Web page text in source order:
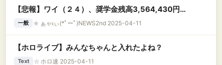
【悲報】ワイ（２４）、奨学金残高3,564,430円…
一般 ★ ぁゃιぃ(*ﾟーﾟ)NEWS2nd 2025-04-11
【ホロライブ】みんなちゃんと入れたよね？
Text ☆ ホロ速 2025-04-11